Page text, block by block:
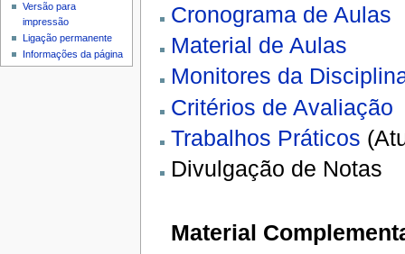
Cronograma de Aulas
Material de Aulas
Monitores da
Critérios de Avaliação
Trabalhos Práticos
Divulgação de Notas
Material
Versão para
impressão
Ligação permanente
Informações da página